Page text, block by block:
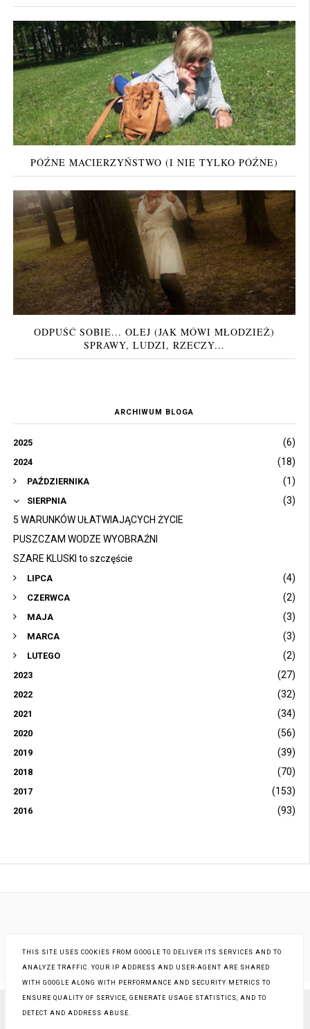
PÓŹNE MACIERZYŃSTWO (I NIE TYLKO PÓŹNE)
ODPUŚĆ SOBIE... OLEJ (JAK MÓWI MŁODZIEŻ)
SPRAWY, LUDZI, RZECZY...
ARCHIWUM BLOGA
2025 (6)
2024 (18)
PAŹDZIERNIKA (1)
SIERPNIA
(3)
5 WARUNKÓW UŁATWIAJĄCYCH ŻYCIE
PUSZCZAM WODZE WYOBRAŹNI
SZARE KLUSKI to szczęście
LIPCA (4)
CZERWCA (2)
MAJA (3)
MARCA (3)
LUTEGO (2)
2023 (27)
2022 (32)
2021 (34)
2020 (56)
2019 (39)
2018 (70)
2017 (153)
2016 (93)
COPYRIGHT © STARA KOBIETA... I JA
THIS SITE USES COOKIES FROM GOOGLE TO DELIVER ITS SERVICES AND TO
ANALYZE TRAFFIC. YOUR IP ADDRESS AND USER-AGENT ARE SHARED
WITH GOOGLE ALONG WITH PERFORMANCE AND SECURITY METRICS TO
ENSURE QUALITY OF SERVICE, GENERATE USAGE STATISTICS, AND TO
DETECT AND ADDRESS ABUSE.